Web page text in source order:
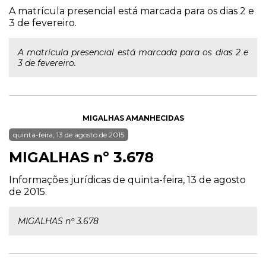
A matrícula presencial está marcada para os dias 2 e
3 de fevereiro.
A matrícula presencial está marcada para os dias 2 e
3 de fevereiro.
MIGALHAS AMANHECIDAS
quinta-feira, 13 de agosto de 2015
MIGALHAS nº 3.678
Informações jurídicas de quinta-feira, 13 de agosto
de 2015.
MIGALHAS nº 3.678